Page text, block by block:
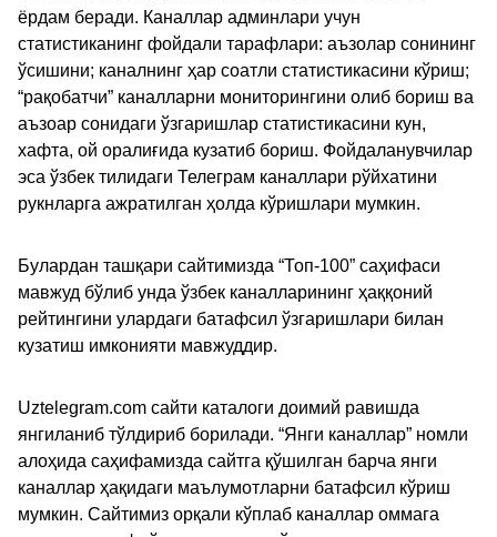
ёрдам беради. Каналлар админлари учун
статистиканинг фойдали тарафлари: аъзолар сонининг
ўсишини; каналнинг ҳар соатли статистикасини кўриш;
“рақобатчи” каналларни мониторингини олиб бориш ва
аъзоар сонидаги ўзгаришлар статистикасини кун,
хафта, ой оралиғида кузатиб бориш. Фойдаланувчилар
эса ўзбек тилидаги Телеграм каналлари рўйхатини
рукнларга ажратилган ҳолда кўришлари мумкин.
Булардан ташқари сайтимизда “Топ-100” саҳифаси
мавжуд бўлиб унда ўзбек каналларининг ҳаққоний
рейтингини улардаги батафсил ўзгаришлари билан
кузатиш имконияти мавжуддир.
Uztelegram.com сайти каталоги доимий равишда
янгиланиб тўлдириб борилади. “Янги каналлар” номли
алоҳида саҳифамизда сайтга қўшилган барча янги
каналлар ҳақидаги маълумотларни батафсил кўриш
мумкин. Сайтимиз орқали кўплаб каналлар оммага